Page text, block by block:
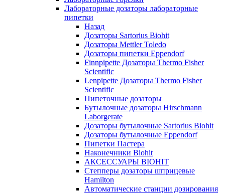
Лабораторные дозаторы лабораторные
пипетки
Назад
Дозаторы Sartorius Biohit
Дозаторы Mettler Toledo
Дозаторы пипетки Eppendorf
Finnpipette Дозаторы Thermo Fisher
Scientific
Lenpipette Дозаторы Thermo Fisher
Scientific
Пипеточные дозаторы
Бутылочные дозаторы Hirschmann
Laborgerate
Дозаторы бутылочные Sartorius Biohit
Дозаторы бутылочные Eppendorf
Пипетки Пастера
Наконечники Biohit
АКСЕССУАРЫ BIOHIT
Степперы дозаторы шприцевые
Hamilton
Автоматические станции дозирования